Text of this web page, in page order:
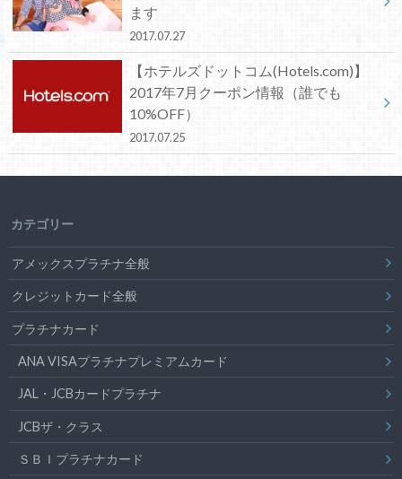
ます
2017.07.27
【ホテルズドットコム(Hotels.com)】
2017年7月クーポン情報（誰でも
10%OFF）
2017.07.25
カテゴリー
アメックスプラチナ全般
クレジットカード全般
プラチナカード
ANA VISAプラチナプレミアムカード
JAL・JCBカードプラチナ
JCBザ・クラス
ＳＢＩプラチナカード